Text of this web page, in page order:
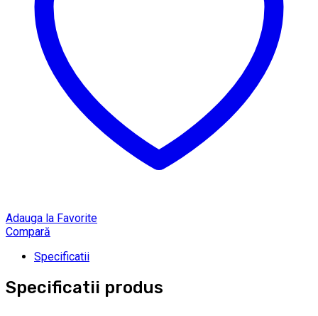
Adauga la Favorite
Compară
Specificatii
Specificatii produs